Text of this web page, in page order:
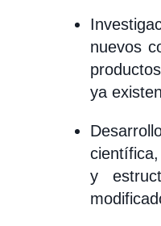
nuevos
ya
y